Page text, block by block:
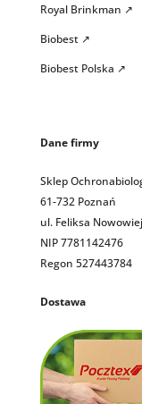
Royal Brinkman ↗
Biobest ↗
Biobest Polska ↗
Dane firmy
Sklep
61-732 Poznań
ul. Feliksa
NIP 7781142476
Regon 527443784
Dostawa